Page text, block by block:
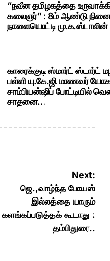
“நவீன தமிழகத்தை
கலைஞர்” : 8ம் ஆண்டு
நாளையொட்டி மு.க.ஸ்டாலின்
காரைக்குடி ஸ்மார்ட் ஸ்டார்ட்
பள்ளி யு.கே.ஜி மாணவர்
சாம்பியன்ஷிப் போட்டியில்
சாதனை…
Next:
ஜெ.,வாழ்ந்த போயஸ்
இல்லத்தை யாரும்
களங்கப்படுத்தக் கூடாது :
தம்பிதுரை..